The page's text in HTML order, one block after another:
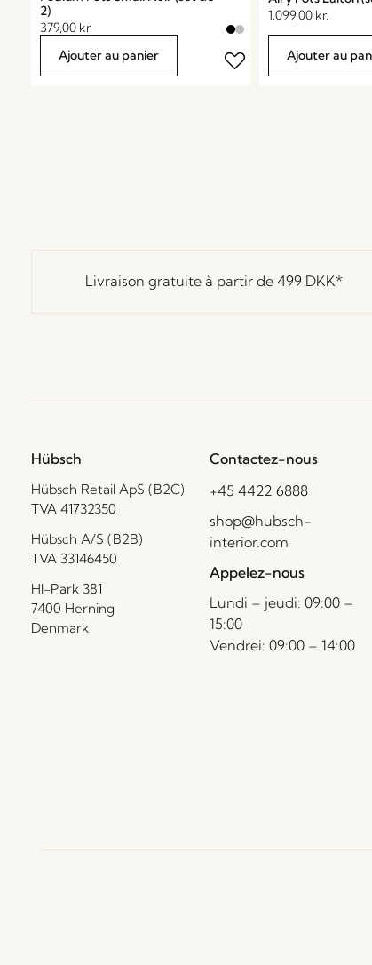
2)
379,00 kr.
Ajouter au panier
1.099,00 kr.
Ajouter au
Livraison gratuite à partir de 499 DKK*
Hübsch
Hübsch Retail ApS (B2C)
TVA 41732350
Hübsch A/S (B2B)
TVA 33146450
HI-Park 381
7400 Herning
Denmark
Contactez-nous
+45 4422 6888
shop@hubsch-
interior.com
Appelez-nous
Lundi – jeudi: 09:00 –
15:00
Vendrei: 09:00 – 14:00